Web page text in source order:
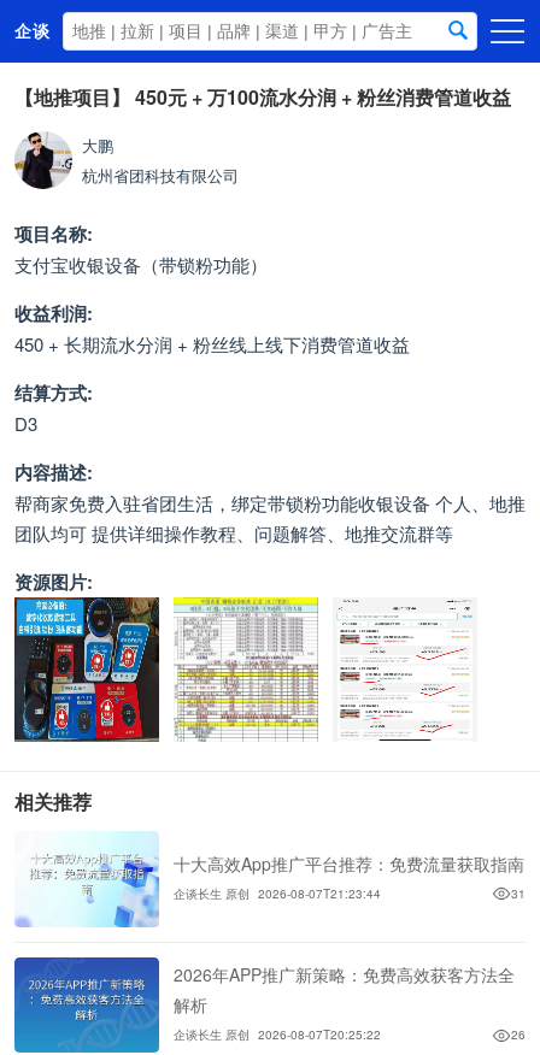
企谈
首页
商务资源
资讯动态
关于我们
【地推项目】 450元 + 万100流水分润 + 粉丝消费管道收益
大鹏
杭州省团科技有限公司
项目名称:
支付宝收银设备（带锁粉功能）
收益利润:
450 + 长期流水分润 + 粉丝线上线下消费管道收益
结算方式:
D3
内容描述:
帮商家免费入驻省团生活，绑定带锁粉功能收银设备 个人、地推
团队均可 提供详细操作教程、问题解答、地推交流群等
资源图片:
相关推荐
十大高效App推广平台推荐：免费流量获取指南
企谈长生 原创 2026-08-07T21:23:44 31
2026年APP推广新策略：免费高效获客方法全
解析
企谈长生 原创 2026-08-07T20:25:22 26